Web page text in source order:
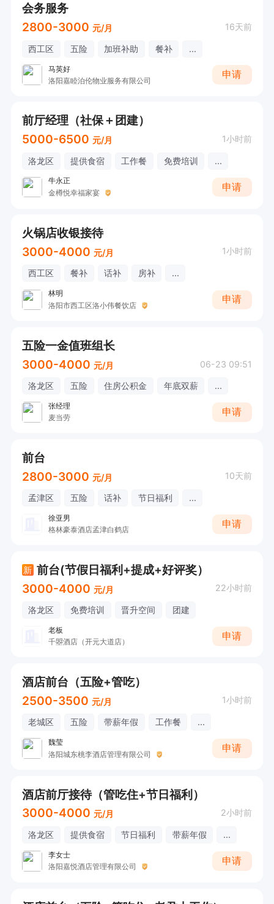
会务服务
2800-3000 元/月 16天前
西工区 五险 加班补助 餐补 ...
马英好
洛阳嘉睦泊伦物业服务有限公司
申请
前厅经理（社保＋团建）
5000-6500 元/月 1小时前
洛龙区 提供食宿 工作餐 免费培训 ...
牛永正
金樽悦幸福家宴
申请
火锅店收银接待
3000-4000 元/月 1小时前
西工区 餐补 话补 房补 ...
林明
洛阳市西工区洛小伟餐饮店
申请
五险一金值班组长
3000-4000 元/月 06-23 09:51
洛龙区 五险 住房公积金 年底双薪 ...
张经理
麦当劳
申请
前台
2800-3000 元/月 10天前
孟津区 五险 话补 节日福利 ...
徐亚男
格林豪泰酒店孟津白鹤店
申请
新 前台(节假日福利+提成+好评奖）
3000-4000 元/月 22小时前
洛龙区 免费培训 晋升空间 团建
老板
千曌酒店（开元大道店）
申请
酒店前台（五险+管吃）
2500-3500 元/月 1小时前
老城区 五险 带薪年假 工作餐 ...
魏莹
洛阳城东桃李酒店管理有限公司
申请
酒店前厅接待（管吃住+节日福利）
3000-4000 元/月 2小时前
洛龙区 提供食宿 节日福利 带薪年假 ...
李女士
洛阳嘉悦酒店管理有限公司
申请